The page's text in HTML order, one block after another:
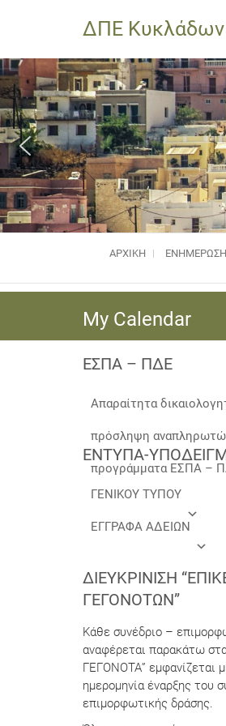
ΔΠΕ Κυκλάδων
ΑΡΧΙΚΗ ΕΝΗΜΈΡΩΣΗ
My Calendar
ΕΣΠΑ – ΠΔΕ
Απαραίτητα
πρόσληψη
προγράμματα ΕΣΠΑ –
ΕΝΤΥΠΑ-
ΓΕΝΙΚΟΥ ΤΥΠΟΥ
ΕΓΓΡΑΦΑ ΑΔΕΙΩΝ
ΔΙΕΥΚΡΊΝΙΣΗ
ΓΕΓΟΝΌΤΩΝ”
Κάθε συνέδριο –
αναφέρεται παρακάτω
ΓΕΓΟΝΟΤΑ” εμφανίζεται
ημερομηνία έναρξης του
επιμορφωτικής δράσης.